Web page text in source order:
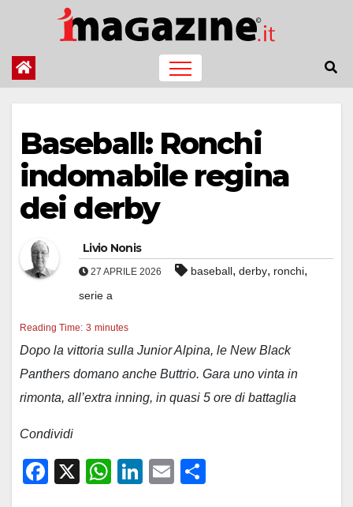
contenuto
Baseball: Ronchi
indomabile regina
dei derby
Livio Nonis
27 APRILE 2026 baseball, derby, ronchi,
serie a
Reading Time: 3 minutes
Dopo la vittoria sulla Junior Alpina, le New Black
Panthers domano anche Buttrio. Gara uno vinta in
rimonta, all’extra inning, in quasi 5 ore di battaglia
Condividi
F
X
W
Li
E